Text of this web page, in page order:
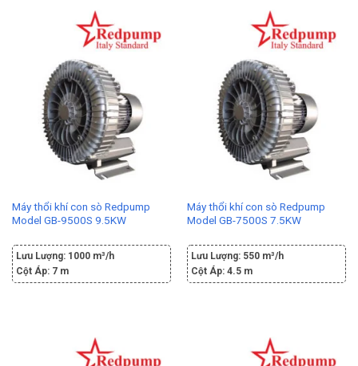
Máy thổi khí con sò Redpump
Model GB-9500S 9.5KW
Lưu Lượng: 1000 m³/h
Cột Áp: 7 m
Máy thổi khí con sò Redpump
Model GB-7500S 7.5KW
Lưu Lượng: 550 m³/h
Cột Áp: 4.5 m